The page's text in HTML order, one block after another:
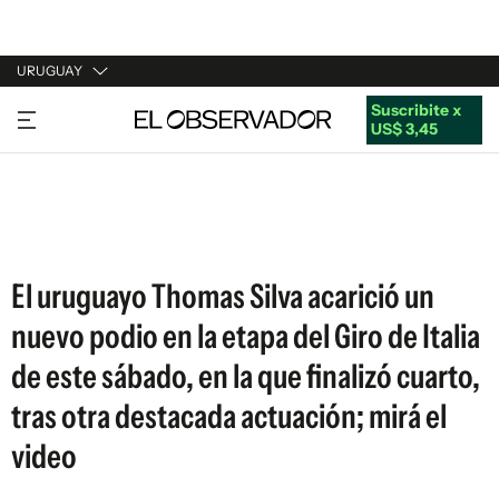
URUGUAY
URUGUAY
ARGENTINA
Suscribite x
US$ 3,45
El uruguayo Thomas Silva acarició un
nuevo podio en la etapa del Giro de Italia
de este sábado, en la que finalizó cuarto,
tras otra destacada actuación; mirá el
video